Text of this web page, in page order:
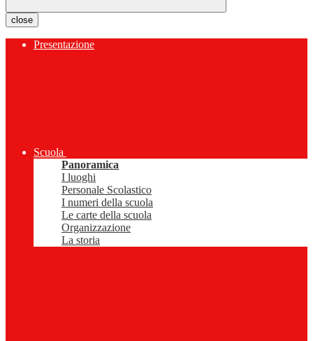
close
Presentazione
Scuola
Panoramica
I luoghi
Personale Scolastico
I numeri della scuola
Le carte della scuola
Organizzazione
La storia